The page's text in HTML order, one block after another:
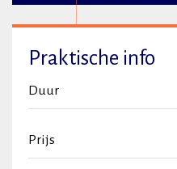
Praktische info
Duur
Prijs